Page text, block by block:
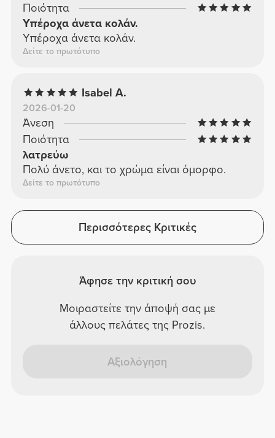
Ποιότητα
Υπέροχα άνετα κολάν.
Υπέροχα άνετα κολάν.
Δείτε το πρωτότυπο
Isabel A.
2026-01-20
Άνεση
Ποιότητα
λατρεύω
Πολύ άνετο, και το χρώμα είναι όμορφο.
Δείτε το πρωτότυπο
Περισσότερες Κριτικές
Άφησε την κριτική σου
Μοιραστείτε την άποψή σας με
άλλους πελάτες της Prozis.
Αξιολόγηση